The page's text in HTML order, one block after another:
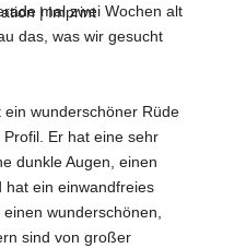
mal zwei Wochen alt
das, was wir gesucht
wunderschöner Rüde
Er hat eine sehr
dunkle Augen, einen
hat ein einwandfreies
wunderschönen,
sind von großer
|Imprint